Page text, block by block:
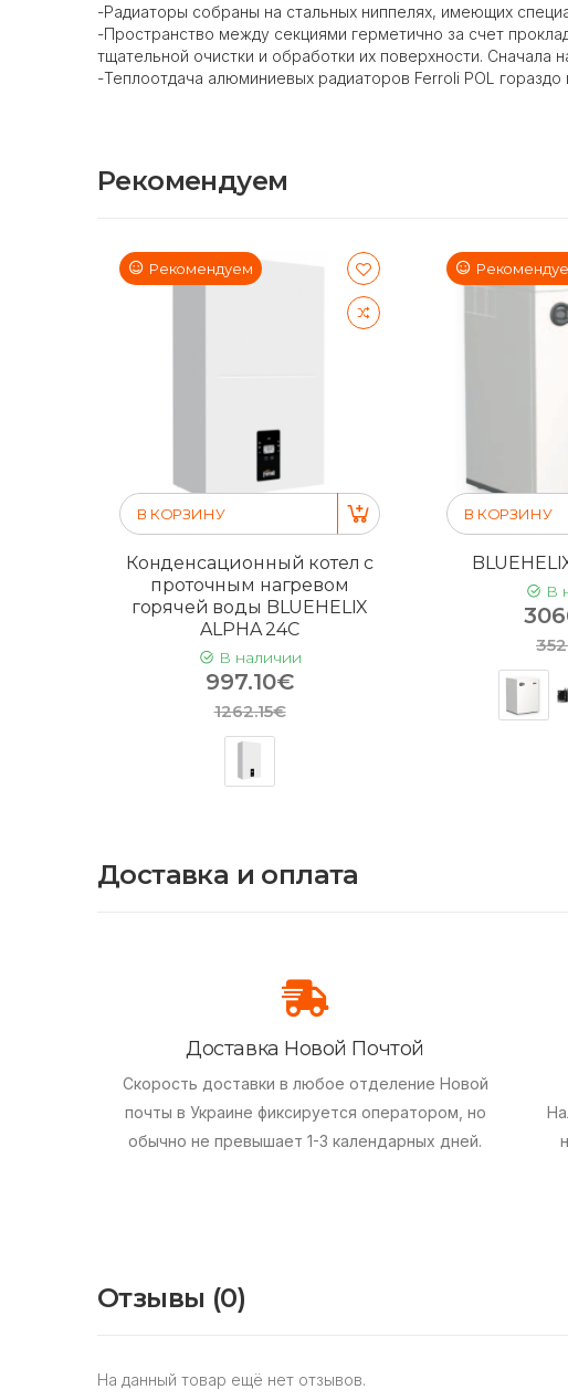
-Радиаторы собраны на стальных ниппелях, имеющих
-Пространство между секциями герметично за счет
тщательной очистки и обработки их поверхности. Сначала
-Теплоотдача алюминиевых радиаторов Ferroli POL
Рекомендуем
Рекомендуем
В КОРЗИНУ
Конденсационный котел с
проточным нагревом
горячей воды BLUEHELIX
ALPHA 24C
В наличии
997.10€
1262.15€
В КОРЗИНУ
В
Доставка и оплата
Доставка Новой Почтой
Скорость доставки в любое отделение Новой
почты в Украине фиксируется оператором, но
обычно не превышает 1-3 календарных дней.
Отзывы (0)
На данный товар ещё нет отзывов.